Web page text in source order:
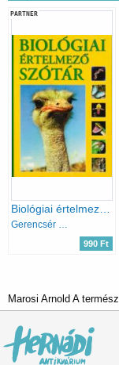
PARTNER
Biológiai értelmező szótár
Gerencsér Ferenc (szerk.)
990 Ft
Marosi Arnold A